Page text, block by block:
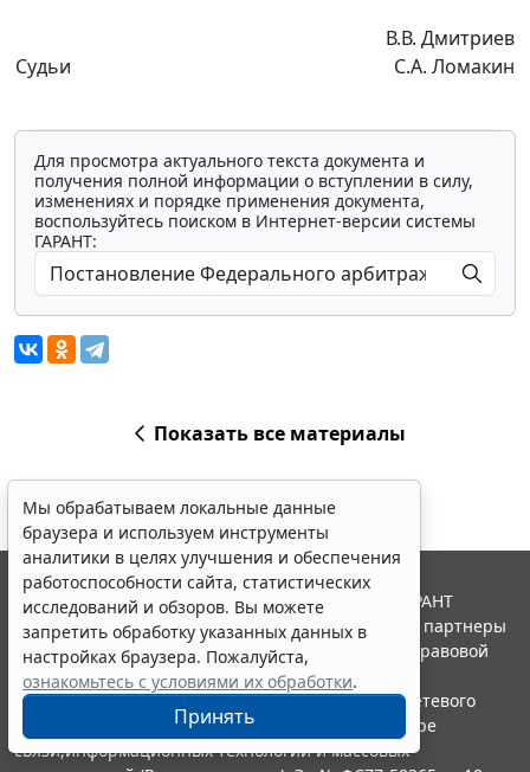
Судьи
В.В. Дмитриев
С.А. Ломакин
Для просмотра актуального текста документа и
получения полной информации о вступлении в силу,
изменениях и порядке применения документа,
воспользуйтесь поиском в Интернет-версии системы
ГАРАНТ:
Показать все материалы
Мы обрабатываем локальные данные
браузера и используем инструменты
аналитики в целях улучшения и обеспечения
работоспособности сайта, статистических
исследований и обзоров. Вы можете
запретить обработку указанных данных в
настройках браузера. Пожалуйста,
ознакомьтесь с условиями их обработки.
Принять
© ООО "НПП "ГАРАНТ-СЕРВИС", 2026. Система ГАРАНТ
выпускается с 1990 года. Компания "Гарант" и ее партнеры
являются участниками Российской ассоциации правовой
информации ГАРАНТ.
Портал ГАРАНТ.РУ зарегистрирован в качестве сетевого
издания Федеральной службой по надзору в сфере
связи,информационных технологий и массовых